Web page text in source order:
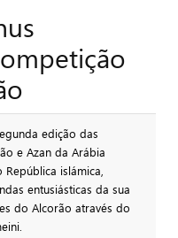
edição das
e Azan da Arábia
islámica,
entusiásticas da sua
do Alcorão através do